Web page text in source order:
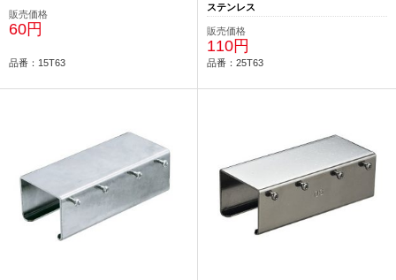
販売価格
60円
品番：15T63
ステンレス
販売価格
110円
品番：25T63